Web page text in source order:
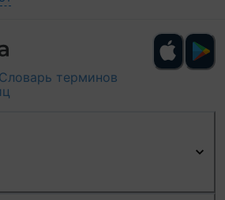
Словарь терминов